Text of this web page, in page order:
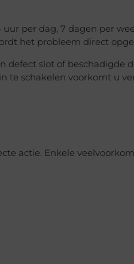
uur per dag, 7 dagen per
het probleem direct
defect slot of beschadigde
te schakelen voorkomt u
actie. Enkele